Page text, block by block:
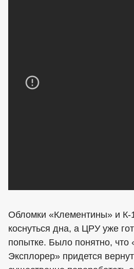
Обломки «Клементины» и К-
коснуться дна, а ЦРУ уже
попытке. Было понятно, что
Эксплорер» придется